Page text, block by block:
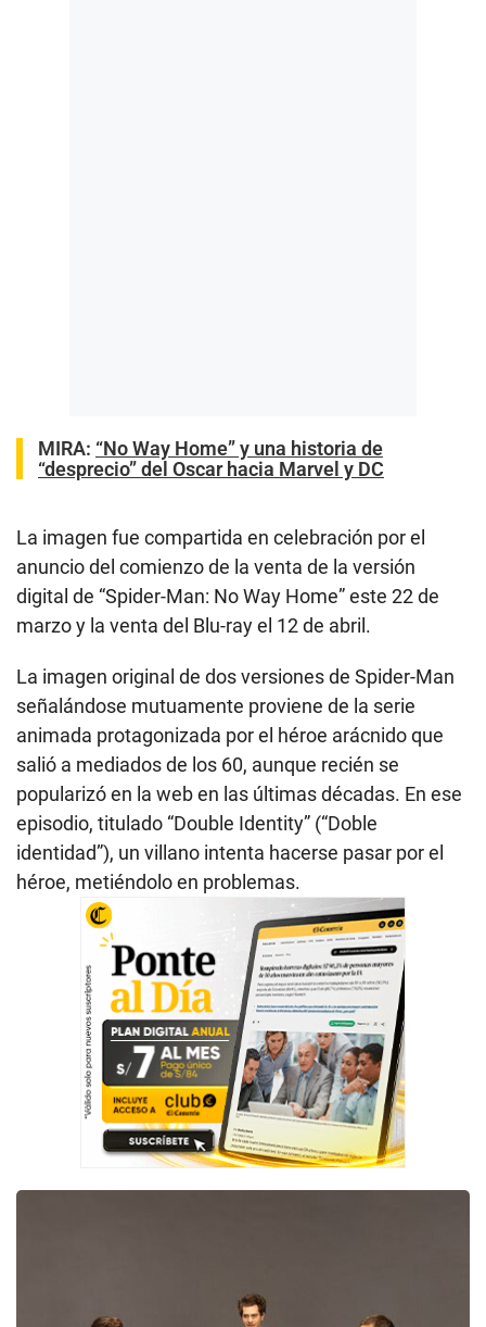
MIRA: “No Way Home” y una historia de
“desprecio” del Oscar hacia Marvel y DC
La imagen fue compartida en celebración por el
anuncio del comienzo de la venta de la versión
digital de “Spider-Man: No Way Home” este 22 de
marzo y la venta del Blu-ray el 12 de abril.
La imagen original de dos versiones de Spider-Man
señalándose mutuamente proviene de la serie
animada protagonizada por el héroe arácnido que
salió a mediados de los 60, aunque recién se
popularizó en la web en las últimas décadas. En ese
episodio, titulado “Double Identity” (“Doble
identidad”), un villano intenta hacerse pasar por el
héroe, metiéndolo en problemas.